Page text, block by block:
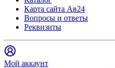
Карта сайта Ав24
Вопросы и ответы
Реквизиты
Мой аккаунт